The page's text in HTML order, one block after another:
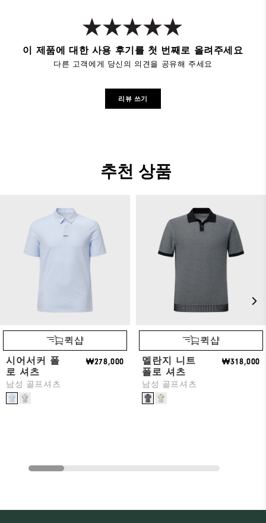
이 제품에 대한 사용 후기를 첫 번째로 올려주세요
다른 고객에게 당신의 의견을 공유해 주세요
리뷰 쓰기
추천 상품
퀵샵
시어서커 폴
로 셔츠
남성 골프셔츠
₩278,000
퀵샵
멜란지 니트
폴로 셔츠
남성 골프셔츠
₩318,000